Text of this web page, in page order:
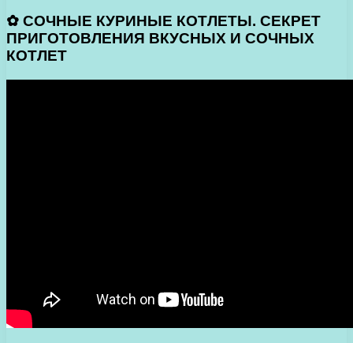
✿ СОЧНЫЕ КУРИНЫЕ КОТЛЕТЫ. СЕКРЕТ
ПРИГОТОВЛЕНИЯ ВКУСНЫХ И СОЧНЫХ
КОТЛЕТ